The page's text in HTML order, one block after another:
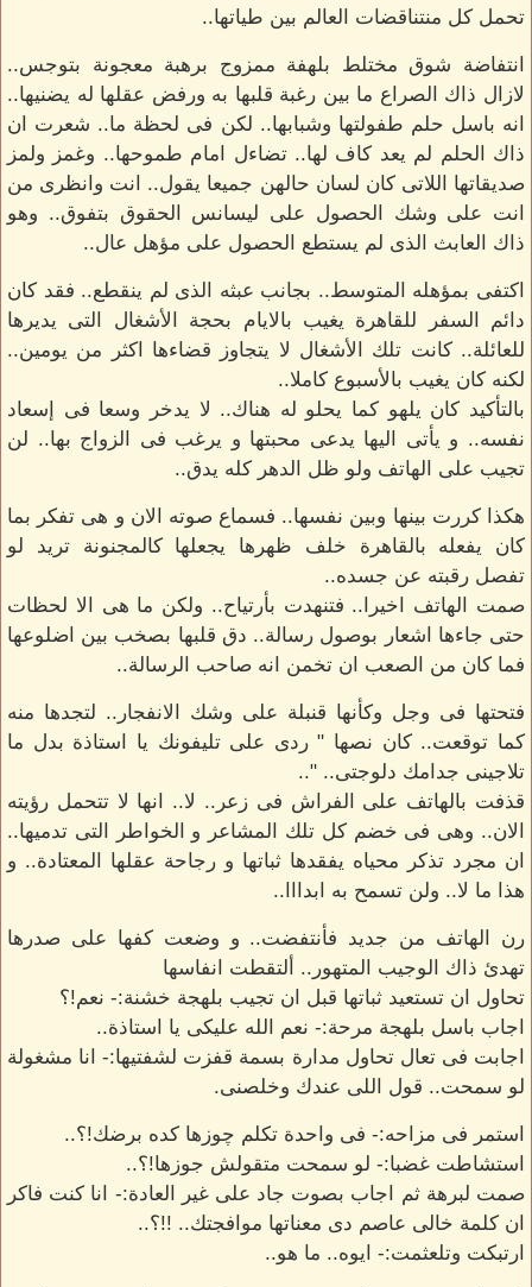
تحمل كل منتناقضات العالم بين طياتها..
انتفاضة شوق مختلط بلهفة ممزوج برهبة معجونة بتوجس..
لازال ذاك الصراع ما بين رغبة قلبها به ورفض عقلها له يضنيها..
انه باسل حلم طفولتها وشبابها.. لكن فى لحظة ما.. شعرت ان
ذاك الحلم لم يعد كاف لها.. تضاءل امام طموحها.. وغمز ولمز
صديقاتها اللاتى كان لسان حالهن جميعا يقول.. انت وانظرى من
انت على وشك الحصول على ليسانس الحقوق بتفوق.. وهو
ذاك العابث الذى لم يستطع الحصول على مؤهل عال..
اكتفى بمؤهله المتوسط.. بجانب عبثه الذى لم ينقطع.. فقد كان
دائم السفر للقاهرة يغيب بالايام بحجة الأشغال التى يديرها
للعائلة.. كانت تلك الأشغال لا يتجاوز قضاءها اكثر من يومين..
لكنه كان يغيب بالأسبوع كاملا..
بالتأكيد كان يلهو كما يحلو له هناك.. لا يدخر وسعا فى إسعاد
نفسه.. و يأتى اليها يدعى محبتها و يرغب فى الزواج بها.. لن
تجيب على الهاتف ولو ظل الدهر كله يدق..
هكذا كررت بينها وبين نفسها.. فسماع صوته الان و هى تفكر بما
كان يفعله بالقاهرة خلف ظهرها يجعلها كالمجنونة تريد لو
تفصل رقبته عن جسده..
صمت الهاتف اخيرا.. فتنهدت بأرتياح.. ولكن ما هى الا لحظات
حتى جاءها اشعار بوصول رسالة.. دق قلبها بصخب بين اضلوعها
فما كان من الصعب ان تخمن انه صاحب الرسالة..
فتحتها فى وجل وكأنها قنبلة على وشك الانفجار.. لتجدها منه
كما توقعت.. كان نصها " ردى على تليفونك يا استاذة بدل ما
تلاجينى جدامك دلوجتى.. "..
قذفت بالهاتف على الفراش فى زعر.. لا.. انها لا تتحمل رؤيته
الان.. وهى فى خضم كل تلك المشاعر و الخواطر التى تدميها..
ان مجرد تذكر محياه يفقدها ثباتها و رجاحة عقلها المعتادة.. و
هذا ما لا.. ولن تسمح به ابدااا..
رن الهاتف من جديد فأنتفضت.. و وضعت كفها على صدرها
تهدئ ذاك الوجيب المتهور.. ألتقطت انفاسها
تحاول ان تستعيد ثباتها قبل ان تجيب بلهجة خشنة:- نعم!؟
اجاب باسل بلهجة مرحة:- نعم الله عليكى يا استاذة..
اجابت فى تعال تحاول مدارة بسمة قفزت لشفتيها:- انا مشغولة
لو سمحت.. قول اللى عندك وخلصنى.
استمر فى مزاحه:- فى واحدة تكلم چوزها كده برضك!؟..
استشاطت غضبا:- لو سمحت متقولش جوزها!؟..
صمت لبرهة ثم اجاب بصوت جاد على غير العادة:- انا كنت فاكر
ان كلمة خالى عاصم دى معناتها موافجتك.. !!؟..
ارتبكت وتلعثمت:- ايوه.. ما هو..